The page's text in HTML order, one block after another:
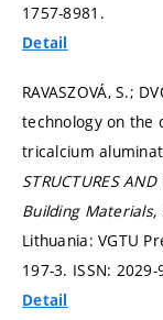
1757-8981.
Detail
RAVASZOVÁ, S.;
technology on the
tricalcium
STRUCTURES
Building
Lithuania: VGTU
197-3. ISSN: 2029-
Detail